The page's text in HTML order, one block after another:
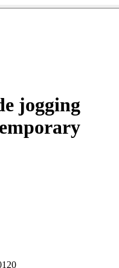
jogging